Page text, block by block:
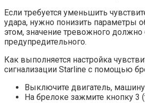
Если требуется уменьшить
удара, нужно понизить параметры
этом, значение тревожного
предупредительного.
Как выполняется настройка
сигнализации Starline с помощью
Выключите двигатель,
На брелоке зажмите кнопку 3